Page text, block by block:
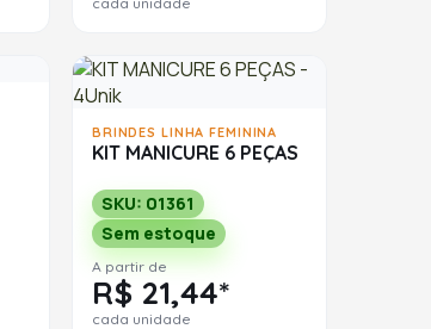
BRINDES LINHA FEMININA
KIT MANICURE 6 PEÇAS
SKU: 01361
Sem estoque
A partir de
R$ 21,44*
cada unidade